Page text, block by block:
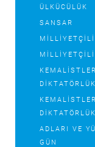
ÜLKÜCÜLÜK
SANSAR
ADLARI VE
GÜN